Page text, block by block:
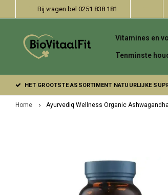
Bij vragen bel 0251 838 181
Vitamines en
Tenminste
HET GROOTSTE ASSORTIMENT NATUURLIJKE
Home Ayurvediq Wellness Organic